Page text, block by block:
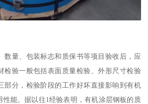
数量、包装标志和质保书等项目验收后，应
检验一般包括表面质量检验、外形尺寸检验
部分，检验阶段的工作好坏直接影响到有机
性能。据以往1经验表明，有机涂层钢板的质